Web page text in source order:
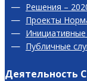
Решения –
Проекты
Публичные
Деятельность